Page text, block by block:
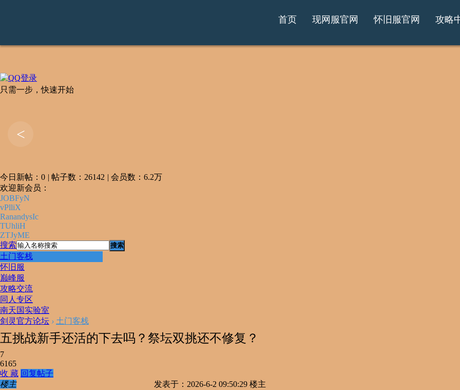
首页 现网服官网 怀旧服官网 攻略
只需一步，快速开始
<
今日新帖：0 | 帖子数：26142 | 会员数：6.2万
欢迎新会员：
JOBFyN
vPlliX
RanandysIc
TUhliH
ZTJyME
搜索
搜索
土门客栈
怀旧服
巅峰服
攻略交流
同人专区
南天国实验室
剑灵官方论坛 › 土门客栈
五挑战新手还活的下去吗？祭坛双挑还不修复？
7
6165
收 藏 回复帖子
楼主
发表于：2026-6-2 09:50:29 楼主